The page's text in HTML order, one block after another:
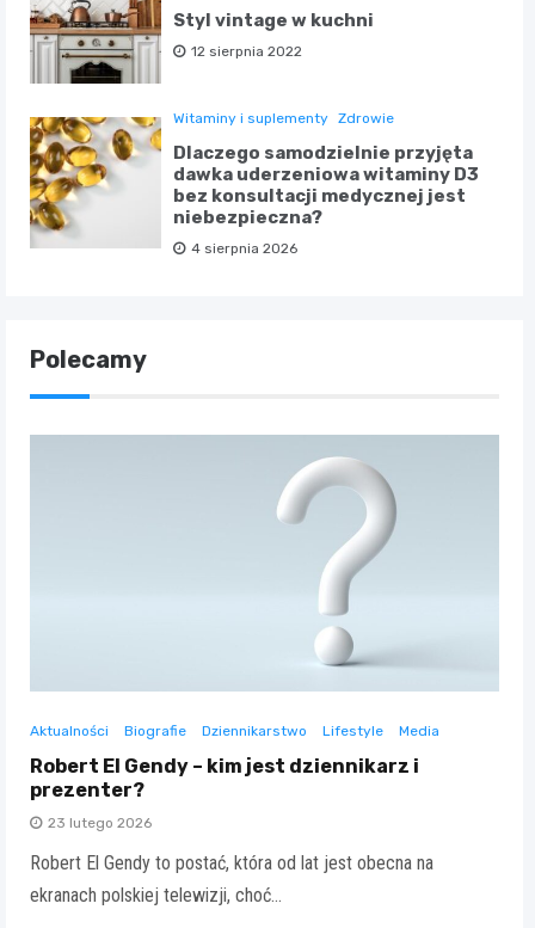
Styl vintage w kuchni
12 sierpnia 2022
Witaminy i suplementy Zdrowie
Dlaczego samodzielnie przyjęta
dawka uderzeniowa witaminy D3
bez konsultacji medycznej jest
niebezpieczna?
4 sierpnia 2026
Polecamy
Aktualności Biografie Dziennikarstwo Lifestyle Media
Robert El Gendy – kim jest dziennikarz i
prezenter?
23 lutego 2026
Robert El Gendy to postać, która od lat jest obecna na
ekranach polskiej telewizji, choć…